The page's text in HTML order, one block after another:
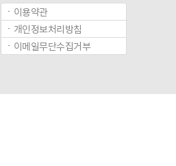
이용약관
개인정보처리방침
이메일무단수집거부